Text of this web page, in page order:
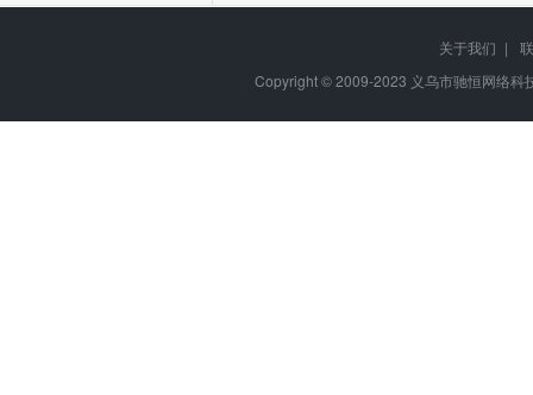
关于我们 |
Copyright © 2009-2023 义乌市驰恒网络科